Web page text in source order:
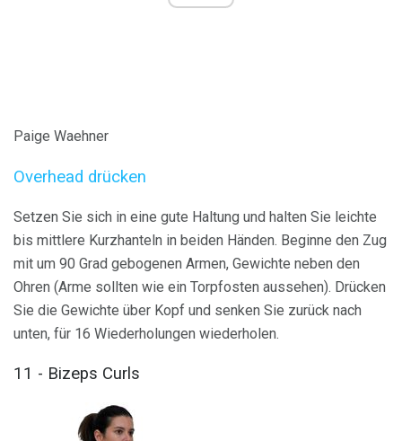
Paige Waehner
Overhead drücken
Setzen Sie sich in eine gute Haltung und halten Sie leichte
bis mittlere Kurzhanteln in beiden Händen. Beginne den Zug
mit um 90 Grad gebogenen Armen, Gewichte neben den
Ohren (Arme sollten wie ein Torpfosten aussehen). Drücken
Sie die Gewichte über Kopf und senken Sie zurück nach
unten, für 16 Wiederholungen wiederholen.
11 - Bizeps Curls